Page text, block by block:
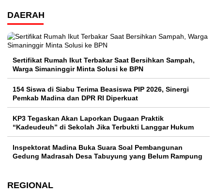
DAERAH
Sertifikat Rumah Ikut Terbakar Saat Bersihkan Sampah,
Warga Simaninggir Minta Solusi ke BPN
154 Siswa di Siabu Terima Beasiswa PIP 2026, Sinergi
Pemkab Madina dan DPR RI Diperkuat
KP3 Tegaskan Akan Laporkan Dugaan Praktik
“Kadeudeuh” di Sekolah Jika Terbukti Langgar Hukum
Inspektorat Madina Buka Suara Soal Pembangunan
Gedung Madrasah Desa Tabuyung yang Belum Rampung
REGIONAL